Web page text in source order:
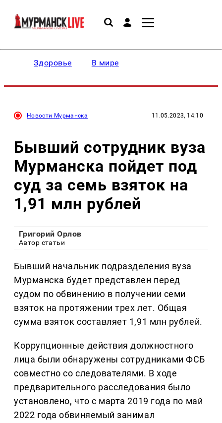
Здоровье В мире
Новости Мурманска 11.05.2023, 14:10
Бывший сотрудник вуза
Мурманска пойдет под
суд за семь взяток на
1,91 млн рублей
Григорий Орлов
Автор статьи
Бывший начальник подразделения вуза
Мурманска будет представлен перед
судом по обвинению в получении семи
взяток на протяжении трех лет. Общая
сумма взяток составляет 1,91 млн рублей.
Коррупционные действия должностного
лица были обнаружены сотрудниками ФСБ
совместно со следователями. В ходе
предварительного расследования было
установлено, что с марта 2019 года по май
2022 года обвиняемый занимал